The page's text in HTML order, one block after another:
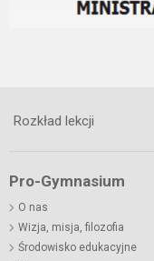
Rozkład lekcji
Pro-Gymnasium
O nas
Wizja, misja, filozofia
Środowisko edukacyjne